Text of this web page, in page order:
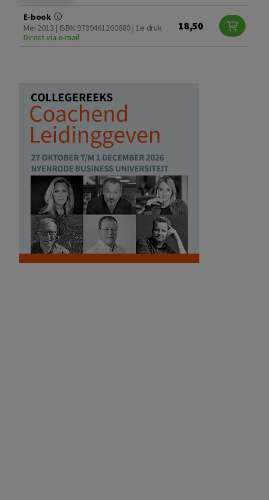
E-book
Mei 2013 | ISBN 9789461260680 | 1e druk
Direct via e-mail
18,50